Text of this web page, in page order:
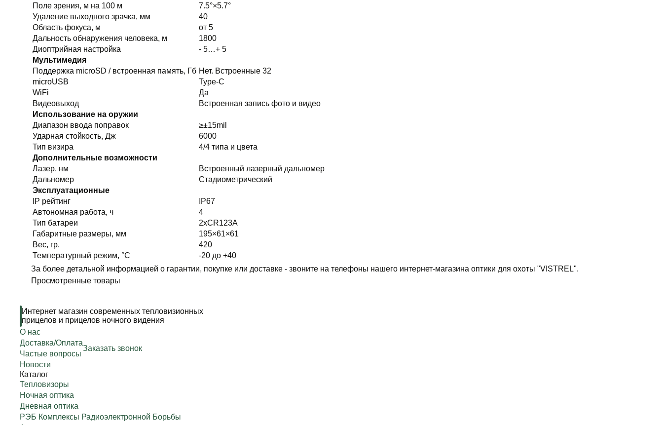
Поле зрения, м на 100 м
7.5°×5.7°
Удаление выходного зрачка, мм
40
Область фокуса, м
от 5
Дальность обнаружения человека, м
1800
Диоптрийная настройка
- 5…+ 5
Мультимедия
Поддержка microSD / встроенная память, Гб Нет. Встроенные 32
microUSB
Type-C
WiFi
Да
Видеовыход
Встроенная запись фото и видео
Использование на оружии
Диапазон ввода поправок
≥±15mil
Ударная стойкость, Дж
6000
Тип визира
4/4 типа и цвета
Дополнительные возможности
Лазер, нм
Встроенный лазерный дальномер
Дальномер
Стадиометрический
Эксплуатационные
IP рейтинг
IP67
Автономная работа, ч
4
Тип батареи
2xCR123A
Габаритные размеры, мм
195×61×61
Вес, гр.
420
Температурный режим, °C
-20 до +40
За более детальной информацией о гарантии, покупке или доставке - звоните на телефоны нашего интернет-магазина оптики для охоты "VISTREL".
Просмотренные товары
Интернет магазин современных тепловизионных
прицелов и прицелов ночного видения
О нас
Доставка/Оплата
Частые вопросы
Новости
Заказать звонок
Каталог
Тепловизоры
Ночная оптика
Дневная оптика
РЭБ Комплексы Радиоэлектронной Борьбы